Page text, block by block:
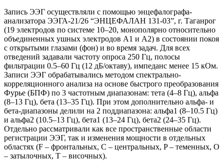
Запись ЭЭГ осуществляли с помощью энцефалографа-
анализатора ЭЭГА-21/26 “ЭНЦЕФАЛАН 131-03”, г. Таганрог
(19 электродов по системе 10–20, монополярно относительно
объединенных ушных электродов А1 и А2) в состоянии покоя
с открытыми глазами (фон) и во время задач. Для всех
отведений задавали частоту опроса 250 Гц, полосы
фильтрации 0.5–60 Гц (12 дБ/октаву), импеданс менее 15 кОм.
Записи ЭЭГ обрабатывались методом спектрально-
корреляционного анализа на основе быстрого преобразования
Фурье (БПФ) по 3 частотным диапазонам: тета (4–8 Гц), альфа
(8–13 Гц), бета (13–35 Гц). При этом дополнительно альфа- и
бета-диапазоны делили на 2 поддиапазона: альфа1 (8–10.5 Гц)
и альфа2 (10.5–13 Гц), бета1 (13–24 Гц), бета2 (24–35 Гц).
Отдельно рассматривали как все пространственные области
регистрации ЭЭГ, так и изменения мощности в отдельных
областях (F – фронтальных, C – центральных, P – теменных, O
– затылочных, Т – височных).